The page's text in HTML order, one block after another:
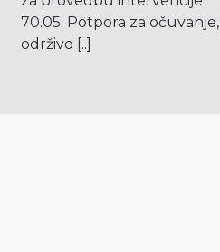
70.05. Potpora za očuvanje,
održivo [..]